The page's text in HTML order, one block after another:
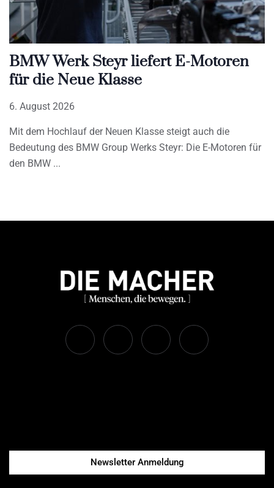
BMW Werk Steyr liefert E-Motoren
für die Neue Klasse
6. August 2026
Mit dem Hochlauf der Neuen Klasse steigt auch die
Bedeutung des BMW Group Werks Steyr: Die E-Motoren für
den BMW
Newsletter Anmeldung